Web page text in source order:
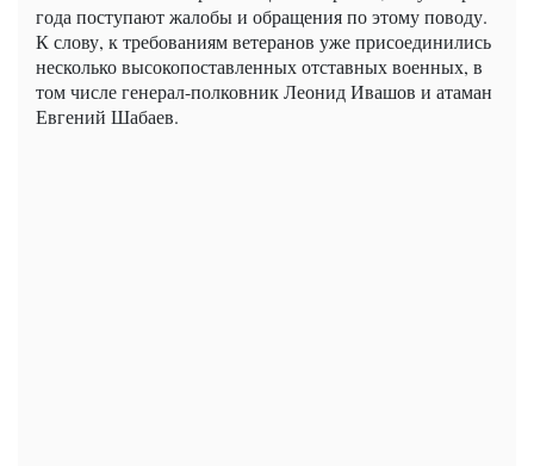
года поступают жалобы и обращения по этому поводу.
К слову, к требованиям ветеранов уже присоединились
несколько высокопоставленных отставных военных, в
том числе генерал-полковник Леонид Ивашов и атаман
Евгений Шабаев.